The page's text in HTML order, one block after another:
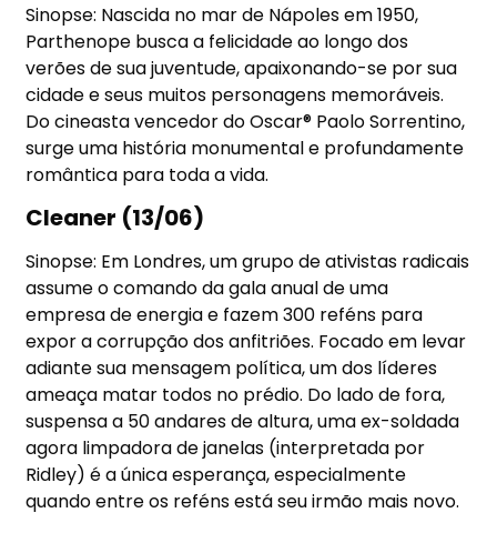
Sinopse: Nascida no mar de Nápoles em 1950,
Parthenope busca a felicidade ao longo dos
verões de sua juventude, apaixonando-se por sua
cidade e seus muitos personagens memoráveis.
Do cineasta vencedor do Oscar® Paolo Sorrentino,
surge uma história monumental e profundamente
romântica para toda a vida.
Cleaner (13/06)
Sinopse: Em Londres, um grupo de ativistas radicais
assume o comando da gala anual de uma
empresa de energia e fazem 300 reféns para
expor a corrupção dos anfitriões. Focado em levar
adiante sua mensagem política, um dos líderes
ameaça matar todos no prédio. Do lado de fora,
suspensa a 50 andares de altura, uma ex-soldada
agora limpadora de janelas (interpretada por
Ridley) é a única esperança, especialmente
quando entre os reféns está seu irmão mais novo.